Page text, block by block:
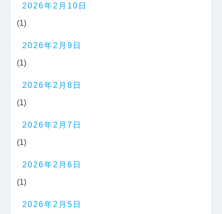
2026年2月10日
(1)
2026年2月9日
(1)
2026年2月8日
(1)
2026年2月7日
(1)
2026年2月6日
(1)
2026年2月5日